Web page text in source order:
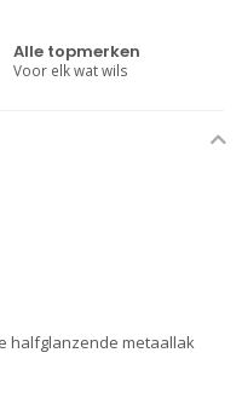
Alle topmerken
Voor elk wat wils
halfglanzende metaallak